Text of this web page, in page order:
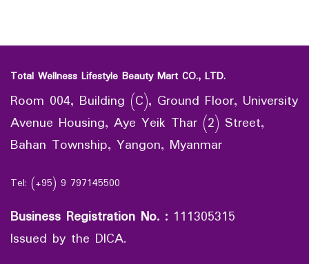
Total Wellness Lifestyle Beauty Mart CO., LTD.
Room 004, Building (C), Ground Floor, University
Avenue Housing, Aye Yeik Thar (2) Street,
Bahan Township, Yangon, Myanmar
Tel: (+95) 9 797145500
Business Registration No. : 111305315
Issued by the DICA.